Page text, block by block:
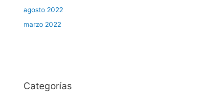
agosto 2022
marzo 2022
Categorías